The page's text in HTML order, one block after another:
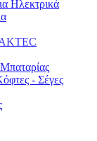
Ηλεκτρικά
- Σέγες